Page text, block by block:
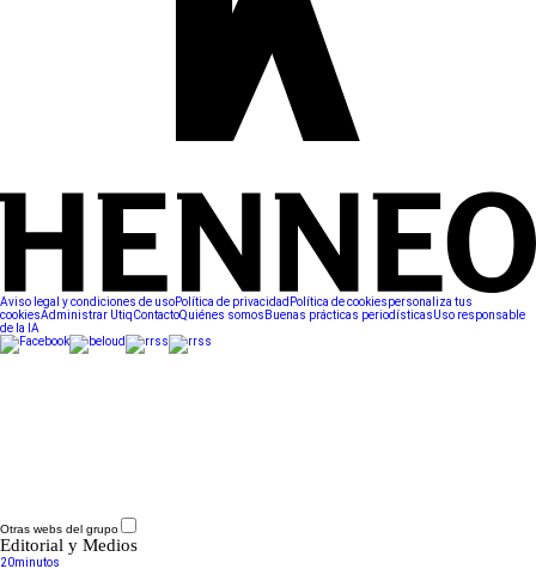
Aviso legal y condiciones de usoPolítica de privacidad Política de cookiespersonaliza tus
cookiesAdministrar UtiqContactoQuiénes somos Buenas prácticas periodísticasUso responsable
de la IA
Otras webs del grupo
Editorial y Medios
20minutos